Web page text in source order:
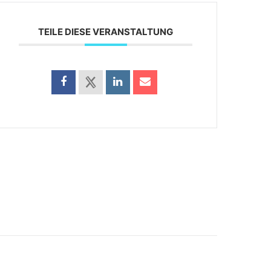
TEILE DIESE VERANSTALTUNG